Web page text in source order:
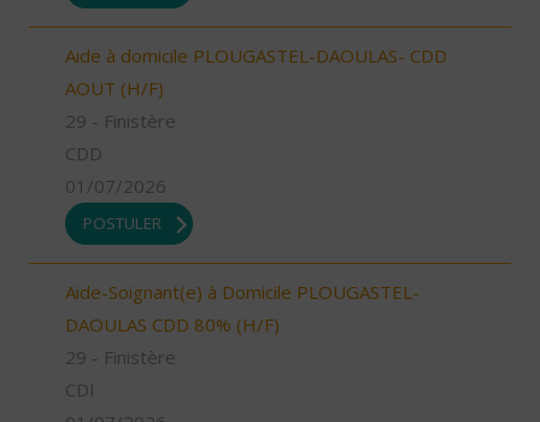
Aide à domicile PLOUGASTEL-DAOULAS- CDD
AOUT (H/F)
29 - Finistère
CDD
01/07/2026
POSTULER
Aide-Soignant(e) à Domicile PLOUGASTEL-
DAOULAS CDD 80% (H/F)
29 - Finistère
CDI